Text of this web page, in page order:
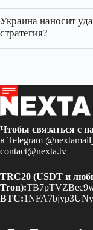
Украина наносит
стратегия?
Чтобы связаться с
в Telegram
contact@nexta.tv
TRC20 (USDT и
Tron):
BTC: